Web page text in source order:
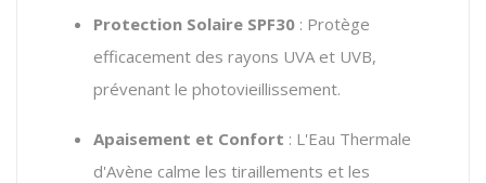
Protection Solaire SPF30 : Protège
efficacement des rayons UVA et UVB,
prévenant le photovieillissement.
Apaisement et Confort : L'Eau Thermale
d'Avène calme les tiraillements et les